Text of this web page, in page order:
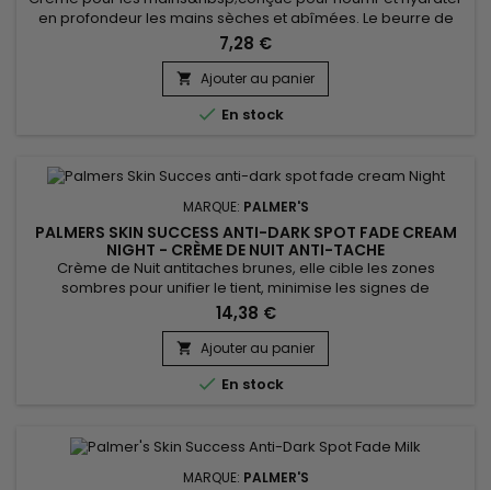
en profondeur les mains sèches et abîmées. Le beurre de
Cacao, riche en antioxydants, aide à réparer les peaux
endommagées et à améliorer l'élasticité, tandis que l'huile
de Tournesol, chargée en vitamine E, offre une hydratation
longue durée et protège des agressions extérieures. L'huile
de Palme,...
7,28 €
 Ajouter au panier
 En stock
MARQUE: PALMER'S
PALMERS SKIN SUCCESS ANTI-DARK SPOT FADE CREAM
NIGHT - CRÈME DE NUIT ANTI-TACHE
Crème de Nuit antitaches brunes, elle cible les zones
sombres pour unifier le tient, minimise les signes de
vieillissement et donne éclat. Elle est formulée avec de
l'extrait de champignon Songyi utilisé pour ses propriétés
éclaircissantes. Elle aide à réduire l'apparence des taches
brunes et contribue à un teint plus uniforme et plus
lumineux.&nbsp;...
14,38 €
 Ajouter au panier
 En stock
MARQUE: PALMER'S